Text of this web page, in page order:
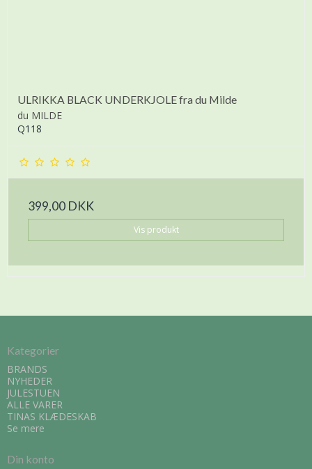
ULRIKKA BLACK UNDERKJOLE fra du Milde
du MILDE
Q118
399,00 DKK
Vis produkt
Kategorier
BRANDS
NYHEDER
JULESTUEN
ALLE VARER
TINAS KLÆDESKAB
Se mere
Din konto